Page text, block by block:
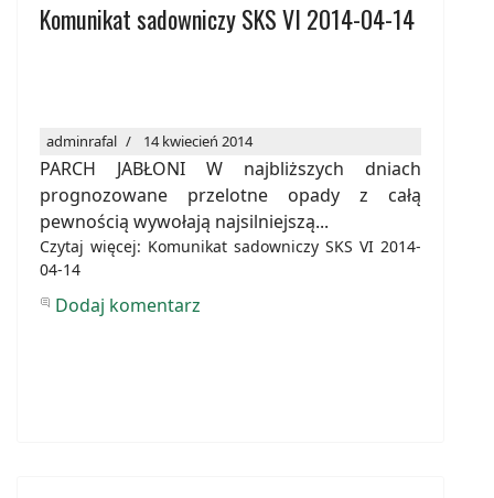
Komunikat sadowniczy SKS VI 2014-04-14
adminrafal 14 kwiecień 2014
PARCH JABŁONI W najbliższych dniach
prognozowane przelotne opady z całą
pewnością wywołają najsilniejszą...
Czytaj więcej: Komunikat sadowniczy SKS VI 2014-
04-14
Dodaj komentarz